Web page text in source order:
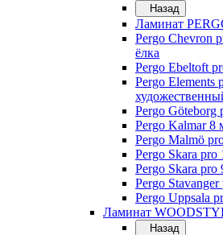
Назад
Ламинат
Pergo Chevron
ёлка
Pergo Ebeltoft
Pergo Elements
Pergo Göteborg
Pergo Kalmar 8
Pergo Malmö
Pergo Skara
Pergo Skara pro
Pergo
Pergo Uppsala
Ламинат
Назад